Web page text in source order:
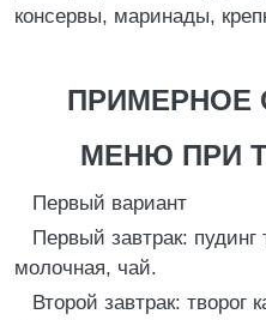
консервы, маринады,
ПРИМЕРНОЕ
МЕНЮ ПРИ
Первый вариант
Первый завтрак:
молочная, чай.
Второй завтрак: творог